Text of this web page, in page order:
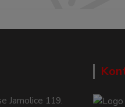
Jamolice 119.